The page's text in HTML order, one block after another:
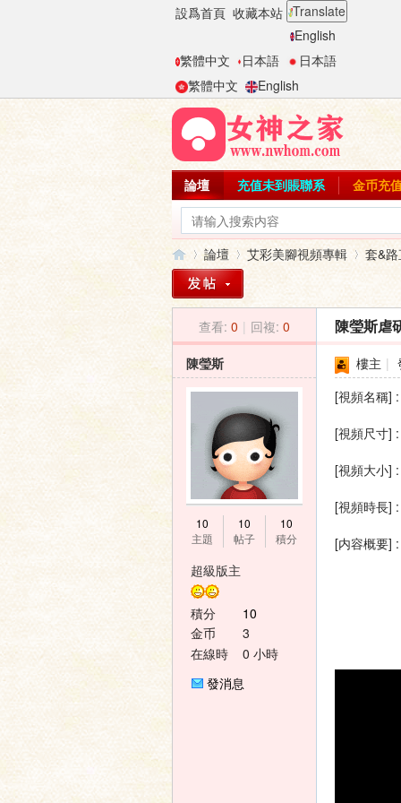
設爲首頁 收藏本站 Translate
English
繁體中文
日本語
日本語
繁體中文
English
論壇 充值未到賬聯系 金币充
論壇
›
艾彩美腳視頻專輯
›
套&
查看: 0 | 回複: 0 陳瑩斯虐
陳瑩斯
10
主題
10
帖子
10
積分
超級版主
積分
10
金币
3
在線時
0 小時
發消息
樓主 |
[視頻名稱]
[視頻尺寸]
[視頻大小]
[視頻時長]
[内容概要]